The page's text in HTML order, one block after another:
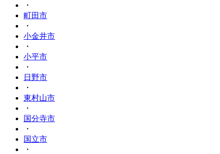
・
町田市
・
小金井市
・
小平市
・
日野市
・
東村山市
・
国分寺市
・
国立市
・